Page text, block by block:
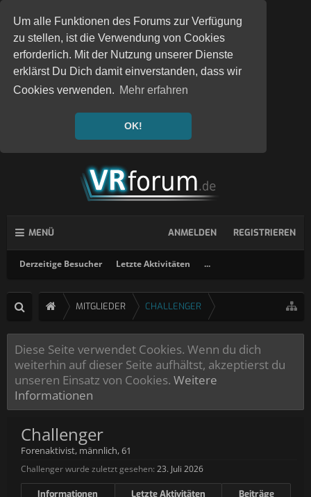
Um alle Funktionen des Forums zur Verfügung
zu stellen, ist die Verwendung von Cookies
erforderlich. Mit der Nutzung unserer Dienste
erklärst Du Dich damit einverstanden, dass wir
Cookies verwenden. Mehr erfahren
OK!
MENÜ
Derzeitige Besucher Letzte Aktivitäten ...
ANMELDEN REGISTRIEREN
MITGLIEDER CHALLENGER
Diese Seite verwendet Cookies. Wenn du dich
weiterhin auf dieser Seite aufhältst, akzeptierst du
unseren Einsatz von Cookies. Weitere
Informationen
Challenger
Forenaktivist, männlich, 61
Challenger wurde zuletzt gesehen: 23. Juli 2026
Informationen Letzte Aktivitäten
Beiträge